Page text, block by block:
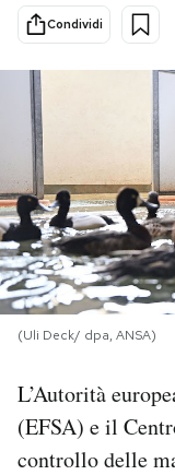
Sport
NEWSLETTER
I MIEI PREFERITI
SHOP
CALENDARIO
Condividi
(Uli Deck/ dpa, ANSA)
L’Autorità
(EFSA) e il
controllo delle